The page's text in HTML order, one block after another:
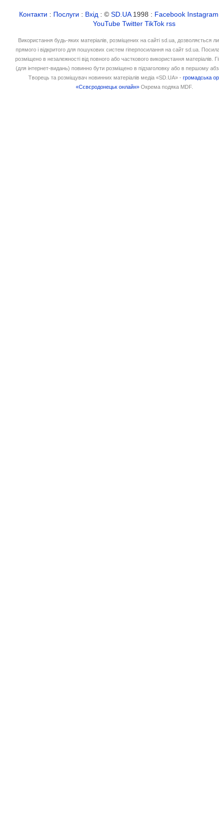
Контакти : Послуги : Вхід : ©SD.UA1998 : Facebook Instagram
YouTube Twitter TikTok rss
Використання будь-яких матеріалів, розміщених на сайті sd.ua, дозволяється
прямого і відкритого для пошукових систем гіперпосилання на сайт sd.ua.
розміщено в незалежності від повного або часткового використання матеріалів.
(для інтернет-видань) повинно бути розміщено в підзаголовку або в першому
Творець та розміщувач новинних матеріалів медіа «SD.UA» -громадська
«Сєвєродонецьк онлайн» Окрема подяка MDF.